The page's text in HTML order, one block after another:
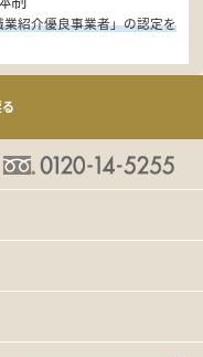
紹介優良事業者」の認定を